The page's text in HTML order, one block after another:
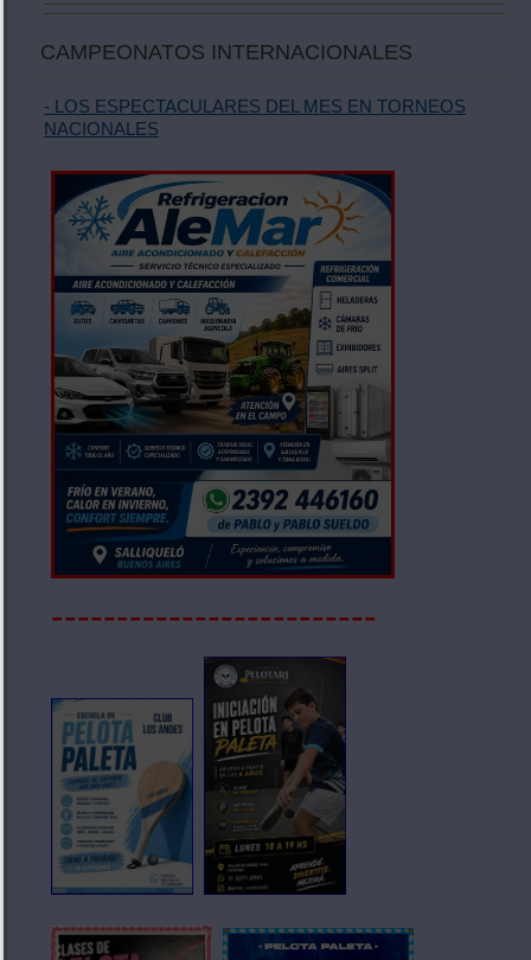
CAMPEONATOS INTERNACIONALES
- LOS ESPECTACULARES DEL MES EN TORNEOS
NACIONALES
-------------------------